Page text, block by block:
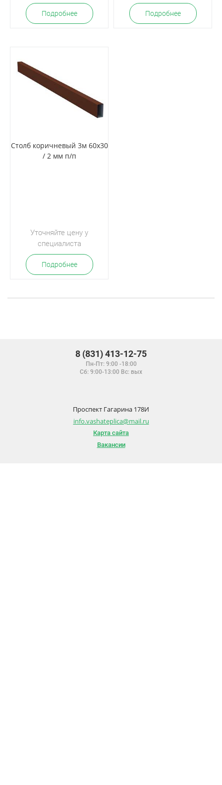
Подробнее Подробнее
Столб коричневый 3м 60х30
/ 2 мм п/п
Уточняйте цену у
специалиста
Подробнее
8 (831) 413-12-75
Пн-Пт: 9:00 -18:00
Сб: 9:00-13:00 Вс: вых
Проспект Гагарина 178И
info.vashateplica@mail.ru
Карта сайта
Вакансии